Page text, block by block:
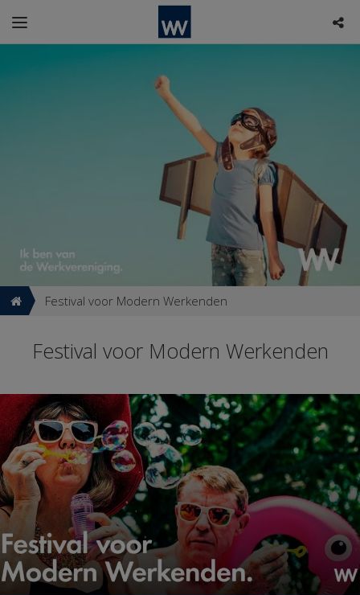
Festival voor Modern Werkenden
Festival voor Modern Werkenden